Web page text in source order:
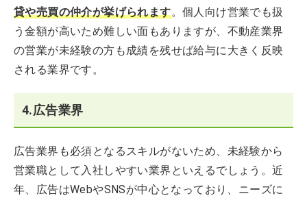
貸や売買の仲介が挙げられます。個人向け営業でも扱
う金額が高いため難しい面もありますが、不動産業界
の営業が未経験の方も成績を残せば給与に大きく反映
される業界です。
4.広告業界
広告業界も必須となるスキルがないため、未経験から
営業職として入社しやすい業界といえるでしょう。近
年、広告はWebやSNSが中心となっており、ニーズに